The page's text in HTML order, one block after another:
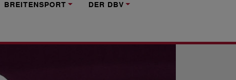
BREITENSPORT DER DBV